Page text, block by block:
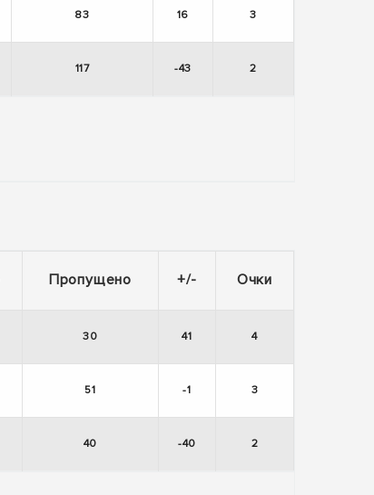
83 16 3
117 -43 2
Пропущено +/- Очки
30 41 4
51 -1 3
40 -40 2